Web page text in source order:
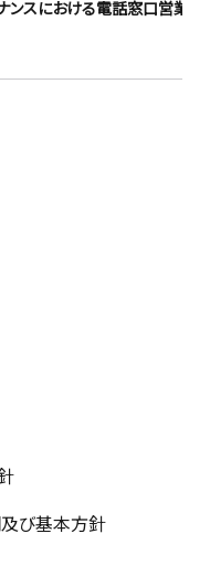
スにおける電話窓口営業時
び基本方針